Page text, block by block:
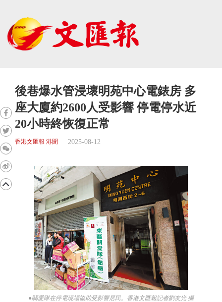
後巷爆水管浸壞明苑中心電錶房 多
座大廈約2600人受影響 停電停水近
20小時終恢復正常
香港文匯報 港聞 2025-08-12
●關愛隊在停電現場協助受影響居民。香港文匯報記者劉友光 攝